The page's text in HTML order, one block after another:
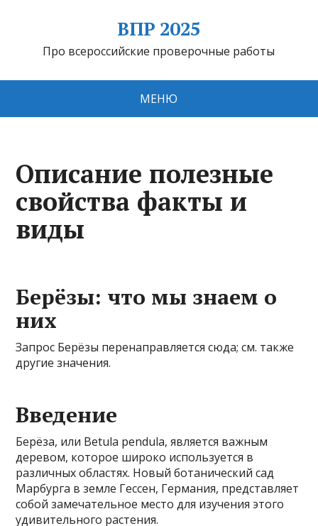
ВПР 2025
Про всероссийские проверочные работы
МЕНЮ
Описание полезные
свойства факты и
виды
Берёзы: что мы знаем о
них
Запрос Берёзы перенаправляется сюда; см. также
другие значения.
Введение
Берёза, или Betula pendula, является важным
деревом, которое широко используется в
различных областях. Новый ботанический сад
Марбурга в земле Гессен, Германия, представляет
собой замечательное место для изучения этого
удивительного растения.